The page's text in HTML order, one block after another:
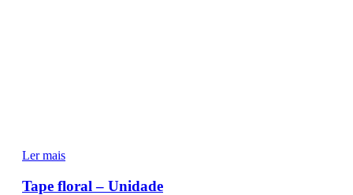
Ler mais
Tape floral – Unidade